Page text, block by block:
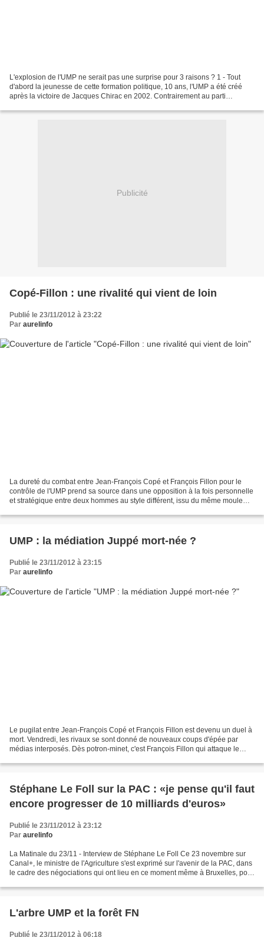
L'explosion de l'UMP ne serait pas une surprise pour 3 raisons ? 1 - Tout
d'abord la jeunesse de cette formation politique, 10 ans, l'UMP a été créé
après la victoire de Jacques Chirac en 2002. Contrairement au parti
Publicité
Copé-Fillon : une rivalité qui vient de loin
Publié le 23/11/2012 à 23:22
Par aurelinfo
La dureté du combat entre Jean-François Copé et François Fillon pour le
contrôle de l'UMP prend sa source dans une opposition à la fois personnelle
et stratégique entre deux hommes au style différent, issu du même moule
UMP : la médiation Juppé mort-née ?
Publié le 23/11/2012 à 23:15
Par aurelinfo
Le pugilat entre Jean-François Copé et François Fillon est devenu un duel à
mort. Vendredi, les rivaux se sont donné de nouveaux coups d'épée par
médias interposés. Dès potron-minet, c'est François Fillon qui attaque le
Stéphane Le Foll sur la PAC : «je pense qu'il faut
encore progresser de 10 milliards d'euros»
Publié le 23/11/2012 à 23:12
Par aurelinfo
La Matinale du 23/11 - Interview de Stéphane Le Foll Ce 23 novembre sur
Canal+, le ministre de l'Agriculture s'est exprimé sur l'avenir de la PAC, dans
le cadre des négociations qui ont lieu en ce moment même à Bruxelles, pour
L'arbre UMP et la forêt FN
Publié le 23/11/2012 à 06:18